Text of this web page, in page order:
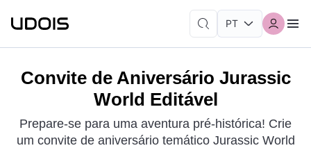
Convite de Aniversário Jurassic
World Editável
Prepare-se para uma aventura pré-histórica! Crie
um convite de aniversário temático Jurassic World